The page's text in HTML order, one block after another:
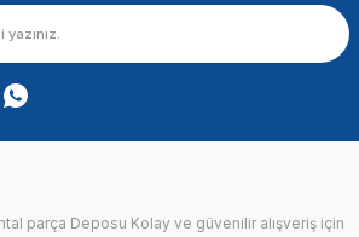
parça Deposu Kolay ve güvenilir alışveriş için